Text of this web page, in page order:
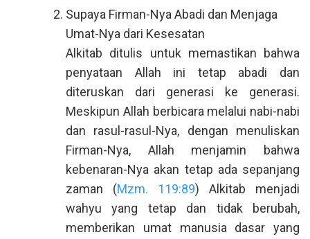
Supaya Firman-Nya Abadi dan Menjaga
Umat-Nya dari Kesesatan
Alkitab ditulis untuk memastikan bahwa
penyataan Allah ini tetap abadi dan
diteruskan dari generasi ke generasi.
Meskipun Allah berbicara melalui nabi-nabi
dan rasul-rasul-Nya, dengan menuliskan
Firman-Nya, Allah menjamin bahwa
kebenaran-Nya akan tetap ada sepanjang
zaman (Mzm. 119:89) Alkitab menjadi
wahyu yang tetap dan tidak berubah,
memberikan umat manusia dasar yang